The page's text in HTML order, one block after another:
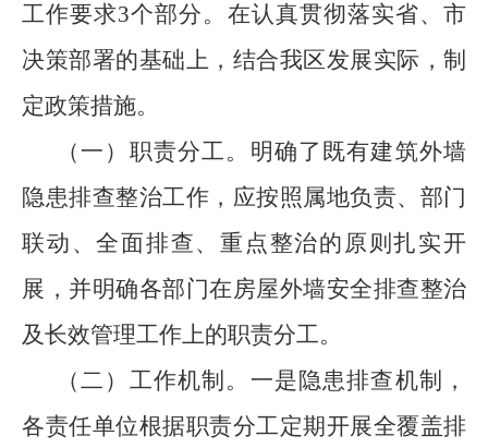
工作要求3个部分。在认真贯彻落实省、市
决策部署的基础上，结合我区发展实际，制
定政策措施。
（一）职责分工。明确了既有建筑外墙
隐患排查整治工作，应按照属地负责、部门
联动、全面排查、重点整治的原则扎实开
展，并明确各部门在房屋外墙安全排查整治
及长效管理工作上的职责分工。
（二）工作机制。一是隐患排查机制，
各责任单位根据职责分工定期开展全覆盖排